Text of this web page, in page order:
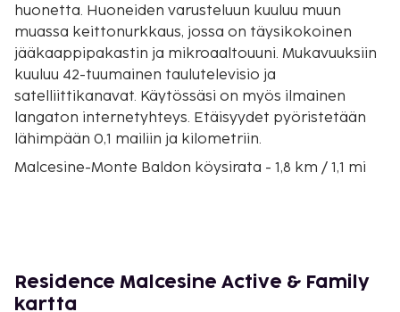
huonetta. Huoneiden varusteluun kuuluu muun
muassa keittonurkkaus, jossa on täysikokoinen
jääkaappipakastin ja mikroaaltouuni. Mukavuuksiin
kuuluu 42-tuumainen taulutelevisio ja
satelliittikanavat. Käytössäsi on myös ilmainen
langaton internetyhteys. Etäisyydet pyöristetään
lähimpään 0,1 mailiin ja kilometriin.
Malcesine-Monte Baldon köysirata - 1,8 km / 1,1 mi
Castello Scaligeri (linna) - 2,4 km / 1,5 mi
Palazzo dei Capitani - 2,4 km / 1,5 mi
Residence Malcesine Active & Family
kartta